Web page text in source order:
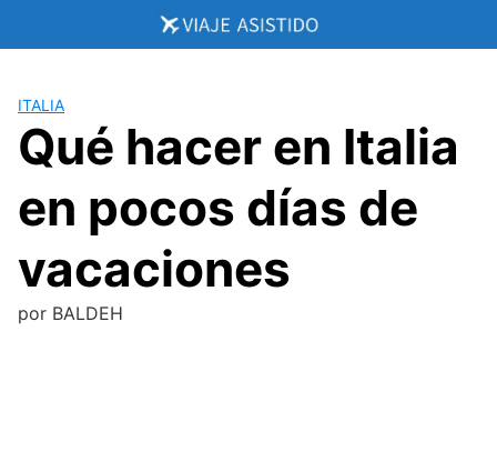
ITALIA
Qué hacer en Italia
en pocos días de
vacaciones
por BALDEH